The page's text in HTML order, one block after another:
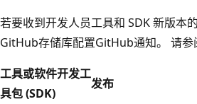
若要收到开发人员工具和 SDK 新版本
GitHub存储库配置GitHub通知。 请参
工具或软件开发工
具包 (SDK)
发布